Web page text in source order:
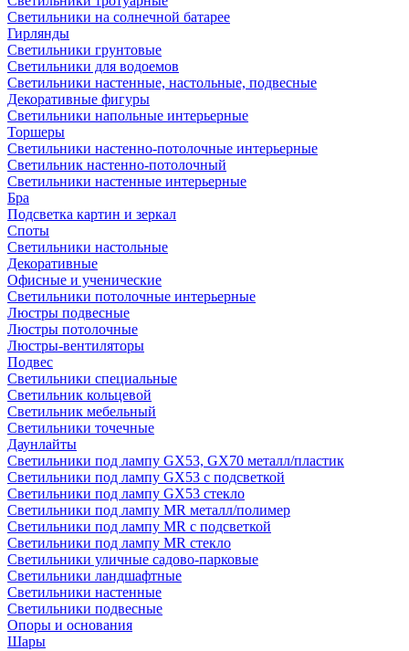
Светильники на солнечной батарее
Гирлянды
Светильники грунтовые
Светильники для водоемов
Светильники настенные, настольные, подвесные
Декоративные фигуры
Светильники напольные интерьерные
Торшеры
Светильники настенно-потолочные интерьерные
Светильник настенно-потолочный
Светильники настенные интерьерные
Бра
Подсветка картин и зеркал
Споты
Светильники настольные
Декоративные
Офисные и ученические
Светильники потолочные интерьерные
Люстры подвесные
Люстры потолочные
Люстры-вентиляторы
Подвес
Светильники специальные
Светильник кольцевой
Светильник мебельный
Светильники точечные
Даунлайты
Светильники под лампу GX53, GX70 металл/пластик
Светильники под лампу GX53 с подсветкой
Светильники под лампу GX53 стекло
Светильники под лампу MR металл/полимер
Светильники под лампу MR с подсветкой
Светильники под лампу MR стекло
Светильники уличные садово-парковые
Светильники ландшафтные
Светильники настенные
Светильники подвесные
Опоры и основания
Шары